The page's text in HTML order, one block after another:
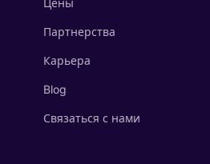
Цены
Партнерства
Карьера
Blog
Связаться с нами